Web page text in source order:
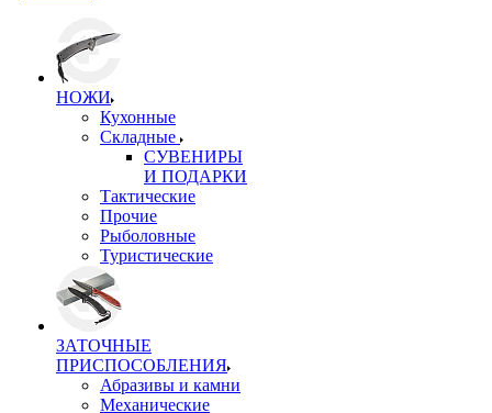
НОЖИ
Кухонные
Складные
СУВЕНИРЫ
И ПОДАРКИ
Тактические
Прочие
Рыболовные
Туристические
ЗАТОЧНЫЕ
ПРИСПОСОБЛЕНИЯ
Абразивы и камни
Механические